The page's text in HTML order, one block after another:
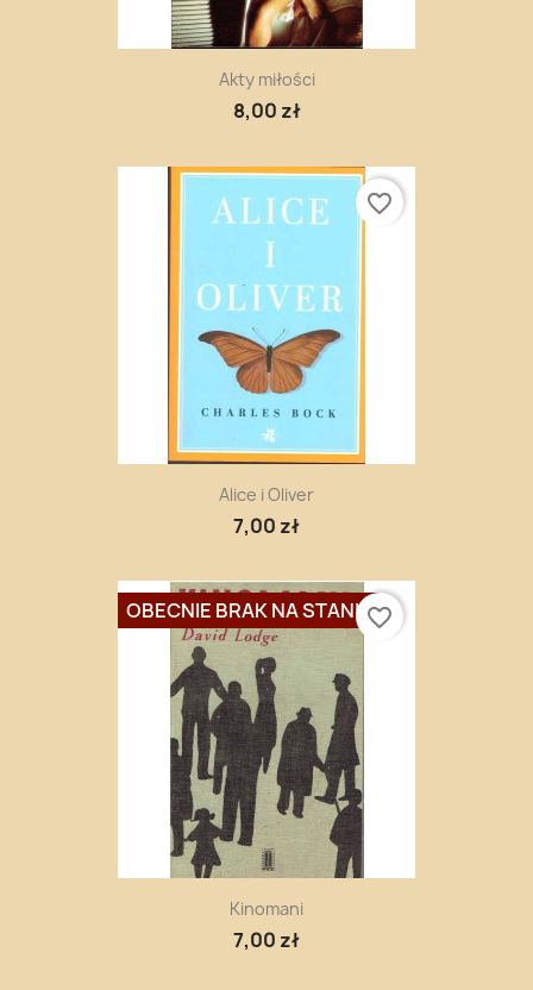
Akty miłości
8,00 zł
Alice i Oliver
7,00 zł
favorite_border
Kinomani
7,00 zł
OBECNIE BRAK NA STANIEfavorite_border